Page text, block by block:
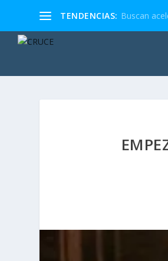
TENDENCIAS: Buscan